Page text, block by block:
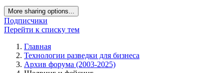
More sharing options...
Подписчики
Перейти к списку тем
Главная
Технологии разведки для бизнеса
Архив форума (2003-2025)